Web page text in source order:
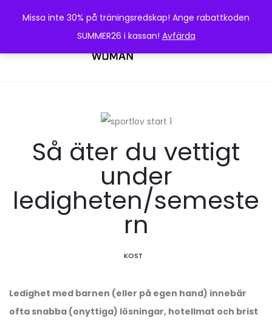
Missa inte 30% på träningsredskap! Ange rabattkoden
SUMMER26 i kassan! Avfärda
Så äter du vettigt
under
ledigheten/semeste
rn
KOST
Ledighet med barnen (eller på egen hand) innebär
ofta snabba (onyttiga) lösningar, hotellmat och brist